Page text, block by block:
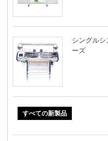
シングルシ
ーズ
すべての新製品